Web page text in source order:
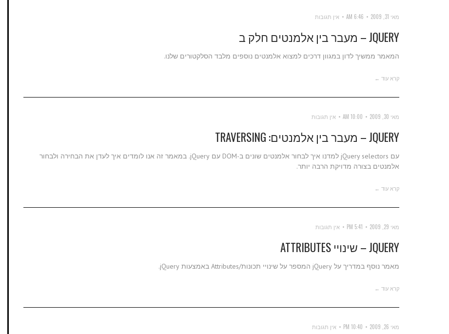
מאי 31, 2009 6:46 AM אין תגובות
JQUERY – מעבר בין אלמנטים חלק ב
המאמר ממשיך לדון במגוון דרכים למצוא אלמנטים נוספים מלבד הסלקטורים שלנו.
קרא עוד ←
מאי 30, 2009 10:00 AM אין תגובות
JQUERY – מעבר בין אלמנטים: TRAVERSING
עם jQuery selectors למדנו איך לבחור אלמנטים שונים ב-DOM עם jQuery. במאמר זה אנו לומדים איך לעדן את הבחירה ולבחור
אלמנטים בצורה מדויקת הרבה יותר.
קרא עוד ←
מאי 29, 2009 5:41 PM אין תגובות
JQUERY – שינויי ATTRIBUTES
מאמר נוסף במדריך על jQuery המספר על שינויי תכונות/Attributes באמצעות jQuery.
קרא עוד ←
מאי 26, 2009 10:40 PM אין תגובות